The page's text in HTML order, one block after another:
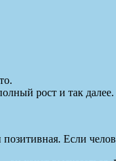
рост и так далее.
Если